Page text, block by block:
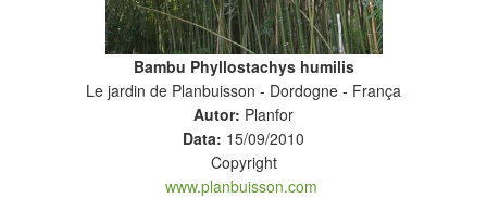
Bambu Phyllostachys humilis
Le jardin de Planbuisson - Dordogne - França
Autor: Planfor
Data: 15/09/2010
Copyright
www.planbuisson.com